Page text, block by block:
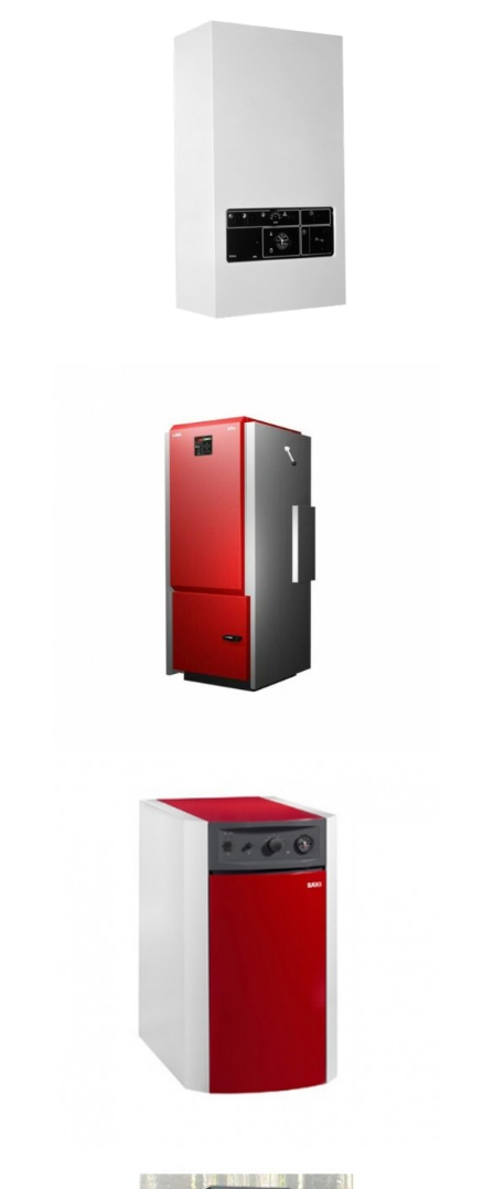
interior y otra exterior. Esto la
convierte en una alternativa en calderas
la misma forma agua fría o caliente.
ELÉCTRICAS
red eléctrica para su funcionamiento,
se calientan con el paso de la
electricidad y que, a su vez, aumentan la
temperatura del agua con la que están
en contacto
de Pellets
Las calderas de pellets son la solución
Renueve su vieja caldera con nuestras
avanzadas calderas de pellets.